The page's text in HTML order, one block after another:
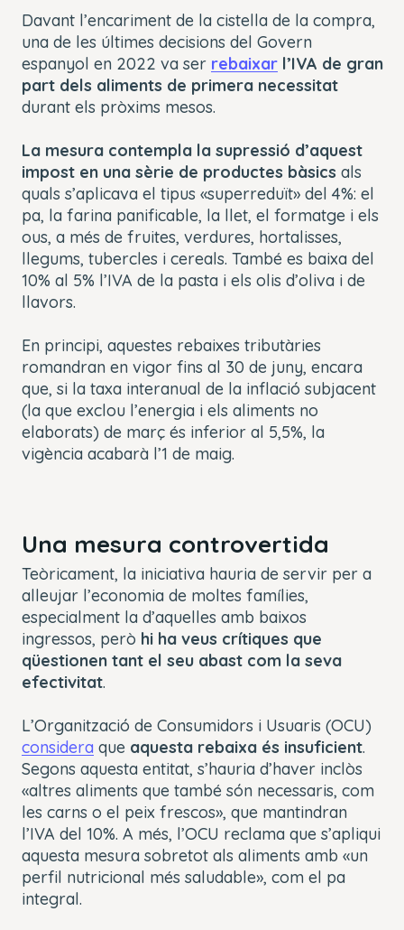
Davant l’encariment de la cistella de la compra,
una de les últimes decisions del Govern
espanyol en 2022 va ser rebaixar l’IVA de gran
part dels aliments de primera necessitat
durant els pròxims mesos.
La mesura contempla la supressió d’aquest
impost en una sèrie de productes bàsics als
quals s’aplicava el tipus «superreduït» del 4%: el
pa, la farina panificable, la llet, el formatge i els
ous, a més de fruites, verdures, hortalisses,
llegums, tubercles i cereals. També es baixa del
10% al 5% l’IVA de la pasta i els olis d’oliva i de
llavors.
En principi, aquestes rebaixes tributàries
romandran en vigor fins al 30 de juny, encara
que, si la taxa interanual de la inflació subjacent
(la que exclou l’energia i els aliments no
elaborats) de març és inferior al 5,5%, la
vigència acabarà l’1 de maig.
Una mesura controvertida
Teòricament, la iniciativa hauria de servir per a
alleujar l’economia de moltes famílies,
especialment la d’aquelles amb baixos
ingressos, però hi ha veus crítiques que
qüestionen tant el seu abast com la seva
efectivitat.
L’Organització de Consumidors i Usuaris (OCU)
considera que aquesta rebaixa és insuficient.
Segons aquesta entitat, s’hauria d’haver inclòs
«altres aliments que també són necessaris, com
les carns o el peix frescos», que mantindran
l’IVA del 10%. A més, l’OCU reclama que s’apliqui
aquesta mesura sobretot als aliments amb «un
perfil nutricional més saludable», com el pa
integral.